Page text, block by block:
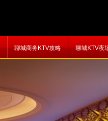
聊城商务KTV攻略 聊城KTV夜